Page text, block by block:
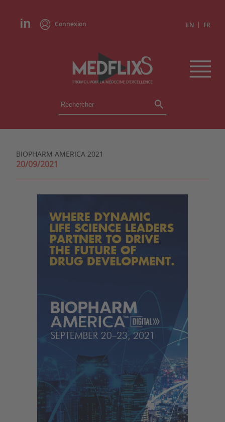
Connexion EN | FR
ÉVÉNEMENTS
INSTITUTIONS
EXPERTS
CONGRÈS EN RÉSUMÉ
BIOPHARM AMERICA 2021
20/09/2021